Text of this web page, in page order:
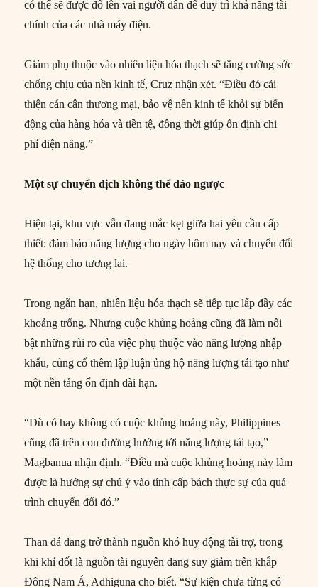
có thể sẽ được đổ lên vai người dân để duy trì khả năng tài
chính của các nhà máy điện.
Giảm phụ thuộc vào nhiên liệu hóa thạch sẽ tăng cường sức
chống chịu của nền kinh tế, Cruz nhận xét. “Điều đó cải
thiện cán cân thương mại, bảo vệ nền kinh tế khỏi sự biến
động của hàng hóa và tiền tệ, đồng thời giúp ổn định chi
phí điện năng.”
Một sự chuyển dịch không thể đảo ngược
Hiện tại, khu vực vẫn đang mắc kẹt giữa hai yêu cầu cấp
thiết: đảm bảo năng lượng cho ngày hôm nay và chuyển đổi
hệ thống cho tương lai.
Trong ngắn hạn, nhiên liệu hóa thạch sẽ tiếp tục lấp đầy các
khoảng trống. Nhưng cuộc khủng hoảng cũng đã làm nổi
bật những rủi ro của việc phụ thuộc vào năng lượng nhập
khẩu, củng cố thêm lập luận ủng hộ năng lượng tái tạo như
một nền tảng ổn định dài hạn.
“Dù có hay không có cuộc khủng hoảng này, Philippines
cũng đã trên con đường hướng tới năng lượng tái tạo,”
Magbanua nhận định. “Điều mà cuộc khủng hoảng này làm
được là hướng sự chú ý vào tính cấp bách thực sự của quá
trình chuyển đổi đó.”
Than đá đang trở thành nguồn khó huy động tài trợ, trong
khi khí đốt là nguồn tài nguyên đang suy giảm trên khắp
Đông Nam Á, Adhiguna cho biết. “Sự kiện chưa từng có